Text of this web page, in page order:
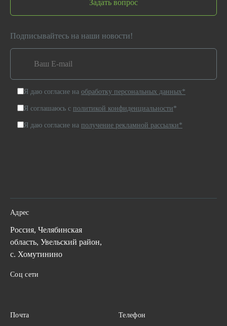
Задать вопрос
Подписывайтесь на наши новости!
Я даю согласие на обработку персональных данных*
Я соглашаюсь с политикой конфиденциальности*
Я даю согласие на получение рекламной рассылки*
Адрес
Россия, Челябинская
область, Увельский район,
с. Хомутинино
Соц сети
Почта Телефон